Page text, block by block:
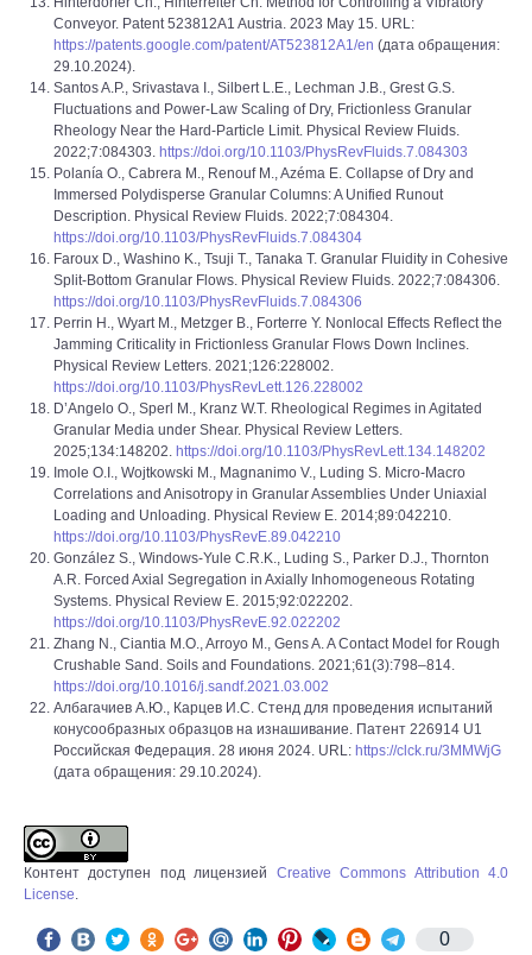
Conveyor. Patent 523812A1 Austria. 2023 May 15. URL:
https://patents.google.com/patent/AT523812A1/en (дата обращения:
29.10.2024).
Santos A.P., Srivastava I., Silbert L.E., Lechman J.B., Grest G.S.
Fluctuations and Power-Law Scaling of Dry, Frictionless Granular
Rheology Near the Hard-Particle Limit. Physical Review Fluids.
2022;7:084303. https://doi.org/10.1103/PhysRevFluids.7.084303
Polanía O., Cabrera M., Renouf M., Azéma E. Collapse of Dry and
Immersed Polydisperse Granular Columns: A Unified Runout
Description. Physical Review Fluids. 2022;7:084304.
https://doi.org/10.1103/PhysRevFluids.7.084304
Faroux D., Washino K., Tsuji T., Tanaka T. Granular Fluidity in Cohesive
Split-Bottom Granular Flows. Physical Review Fluids. 2022;7:084306.
https://doi.org/10.1103/PhysRevFluids.7.084306
Perrin H., Wyart M., Metzger B., Forterre Y. Nonlocal Effects Reflect the
Jamming Criticality in Frictionless Granular Flows Down Inclines.
Physical Review Letters. 2021;126:228002.
https://doi.org/10.1103/PhysRevLett.126.228002
D’Angelo O., Sperl M., Kranz W.T. Rheological Regimes in Agitated
Granular Media under Shear. Physical Review Letters.
2025;134:148202. https://doi.org/10.1103/PhysRevLett.134.148202
Imole O.I., Wojtkowski M., Magnanimo V., Luding S. Micro-Macro
Correlations and Anisotropy in Granular Assemblies Under Uniaxial
Loading and Unloading. Physical Review E. 2014;89:042210.
https://doi.org/10.1103/PhysRevE.89.042210
González S., Windows-Yule C.R.K., Luding S., Parker D.J., Thornton
A.R. Forced Axial Segregation in Axially Inhomogeneous Rotating
Systems. Physical Review E. 2015;92:022202.
https://doi.org/10.1103/PhysRevE.92.022202
Zhang N., Ciantia M.O., Arroyo M., Gens A. A Contact Model for Rough
Crushable Sand. Soils and Foundations. 2021;61(3):798–814.
https://doi.org/10.1016/j.sandf.2021.03.002
Албагачиев А.Ю., Карцев И.С. Стенд для проведения испытаний
конусообразных образцов на изнашивание. Патент 226914 U1
Российская Федерация. 28 июня 2024. URL: https://clck.ru/3MMWjG
(дата обращения: 29.10.2024).
Контент доступен под лицензией Creative Commons Attribution 4.0
License.
0